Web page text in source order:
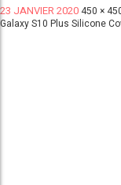
23 JANVIER 2020 450 ×
Galaxy S10 Plus Silicone